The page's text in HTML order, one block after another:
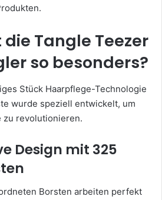
Tangle Teezer
so besonders?
Stück Haarpflege-Technologie
wurde speziell entwickelt, um
zu revolutionieren.
Design mit 325
Borsten arbeiten perfekt